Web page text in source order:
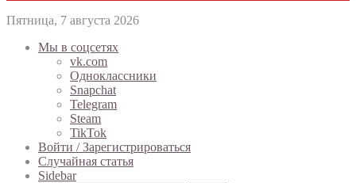
Пятница, 7 августа 2026
Мы в соцсетях
vk.com
Одноклассники
Snapchat
Telegram
Steam
TikTok
Войти / Зарегистрироваться
Случайная статья
Sidebar